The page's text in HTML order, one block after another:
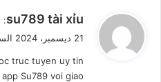
ي
ل
su789 tài xỉu
:
21 ديسمبر، 2024 الساعة 2:43 ص
truc tuyen uy tin
Su789 voi giao